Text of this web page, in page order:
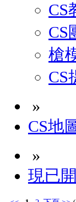
CS
CS
槍
CS
»
CS地
»
現已